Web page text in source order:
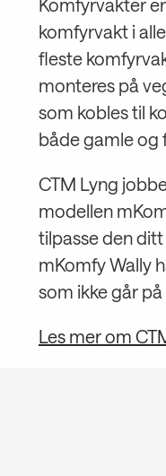
Komfyrvakter
komfyrvakt i
fleste
monteres på
som kobles til
både gamle og
CTM Lyng
modellen
tilpasse den
mKomfy Wally
som ikke går
Les mer om